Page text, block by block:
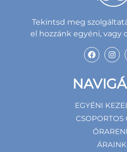
Tekintsd meg
el hozzánk egyéni, vagy
EGYÉNI
CSOPORTOS
ÁRAINK